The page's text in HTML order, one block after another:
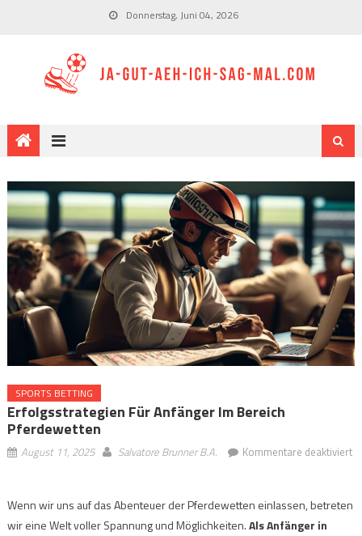
Donnerstag, Juni 04, 2026
SPORTS BETTING
Erfolgsstrategien Für Anfänger Im Bereich
Pferdewetten
August 11, 2025 Salvatore Brunner B.A.
Kommentare deaktiviert
für
Anfänger
Wenn wir uns auf das Abenteuer der Pferdewetten einlassen, betreten
wir eine Welt voller Spannung und Möglichkeiten.Als Anfänger in